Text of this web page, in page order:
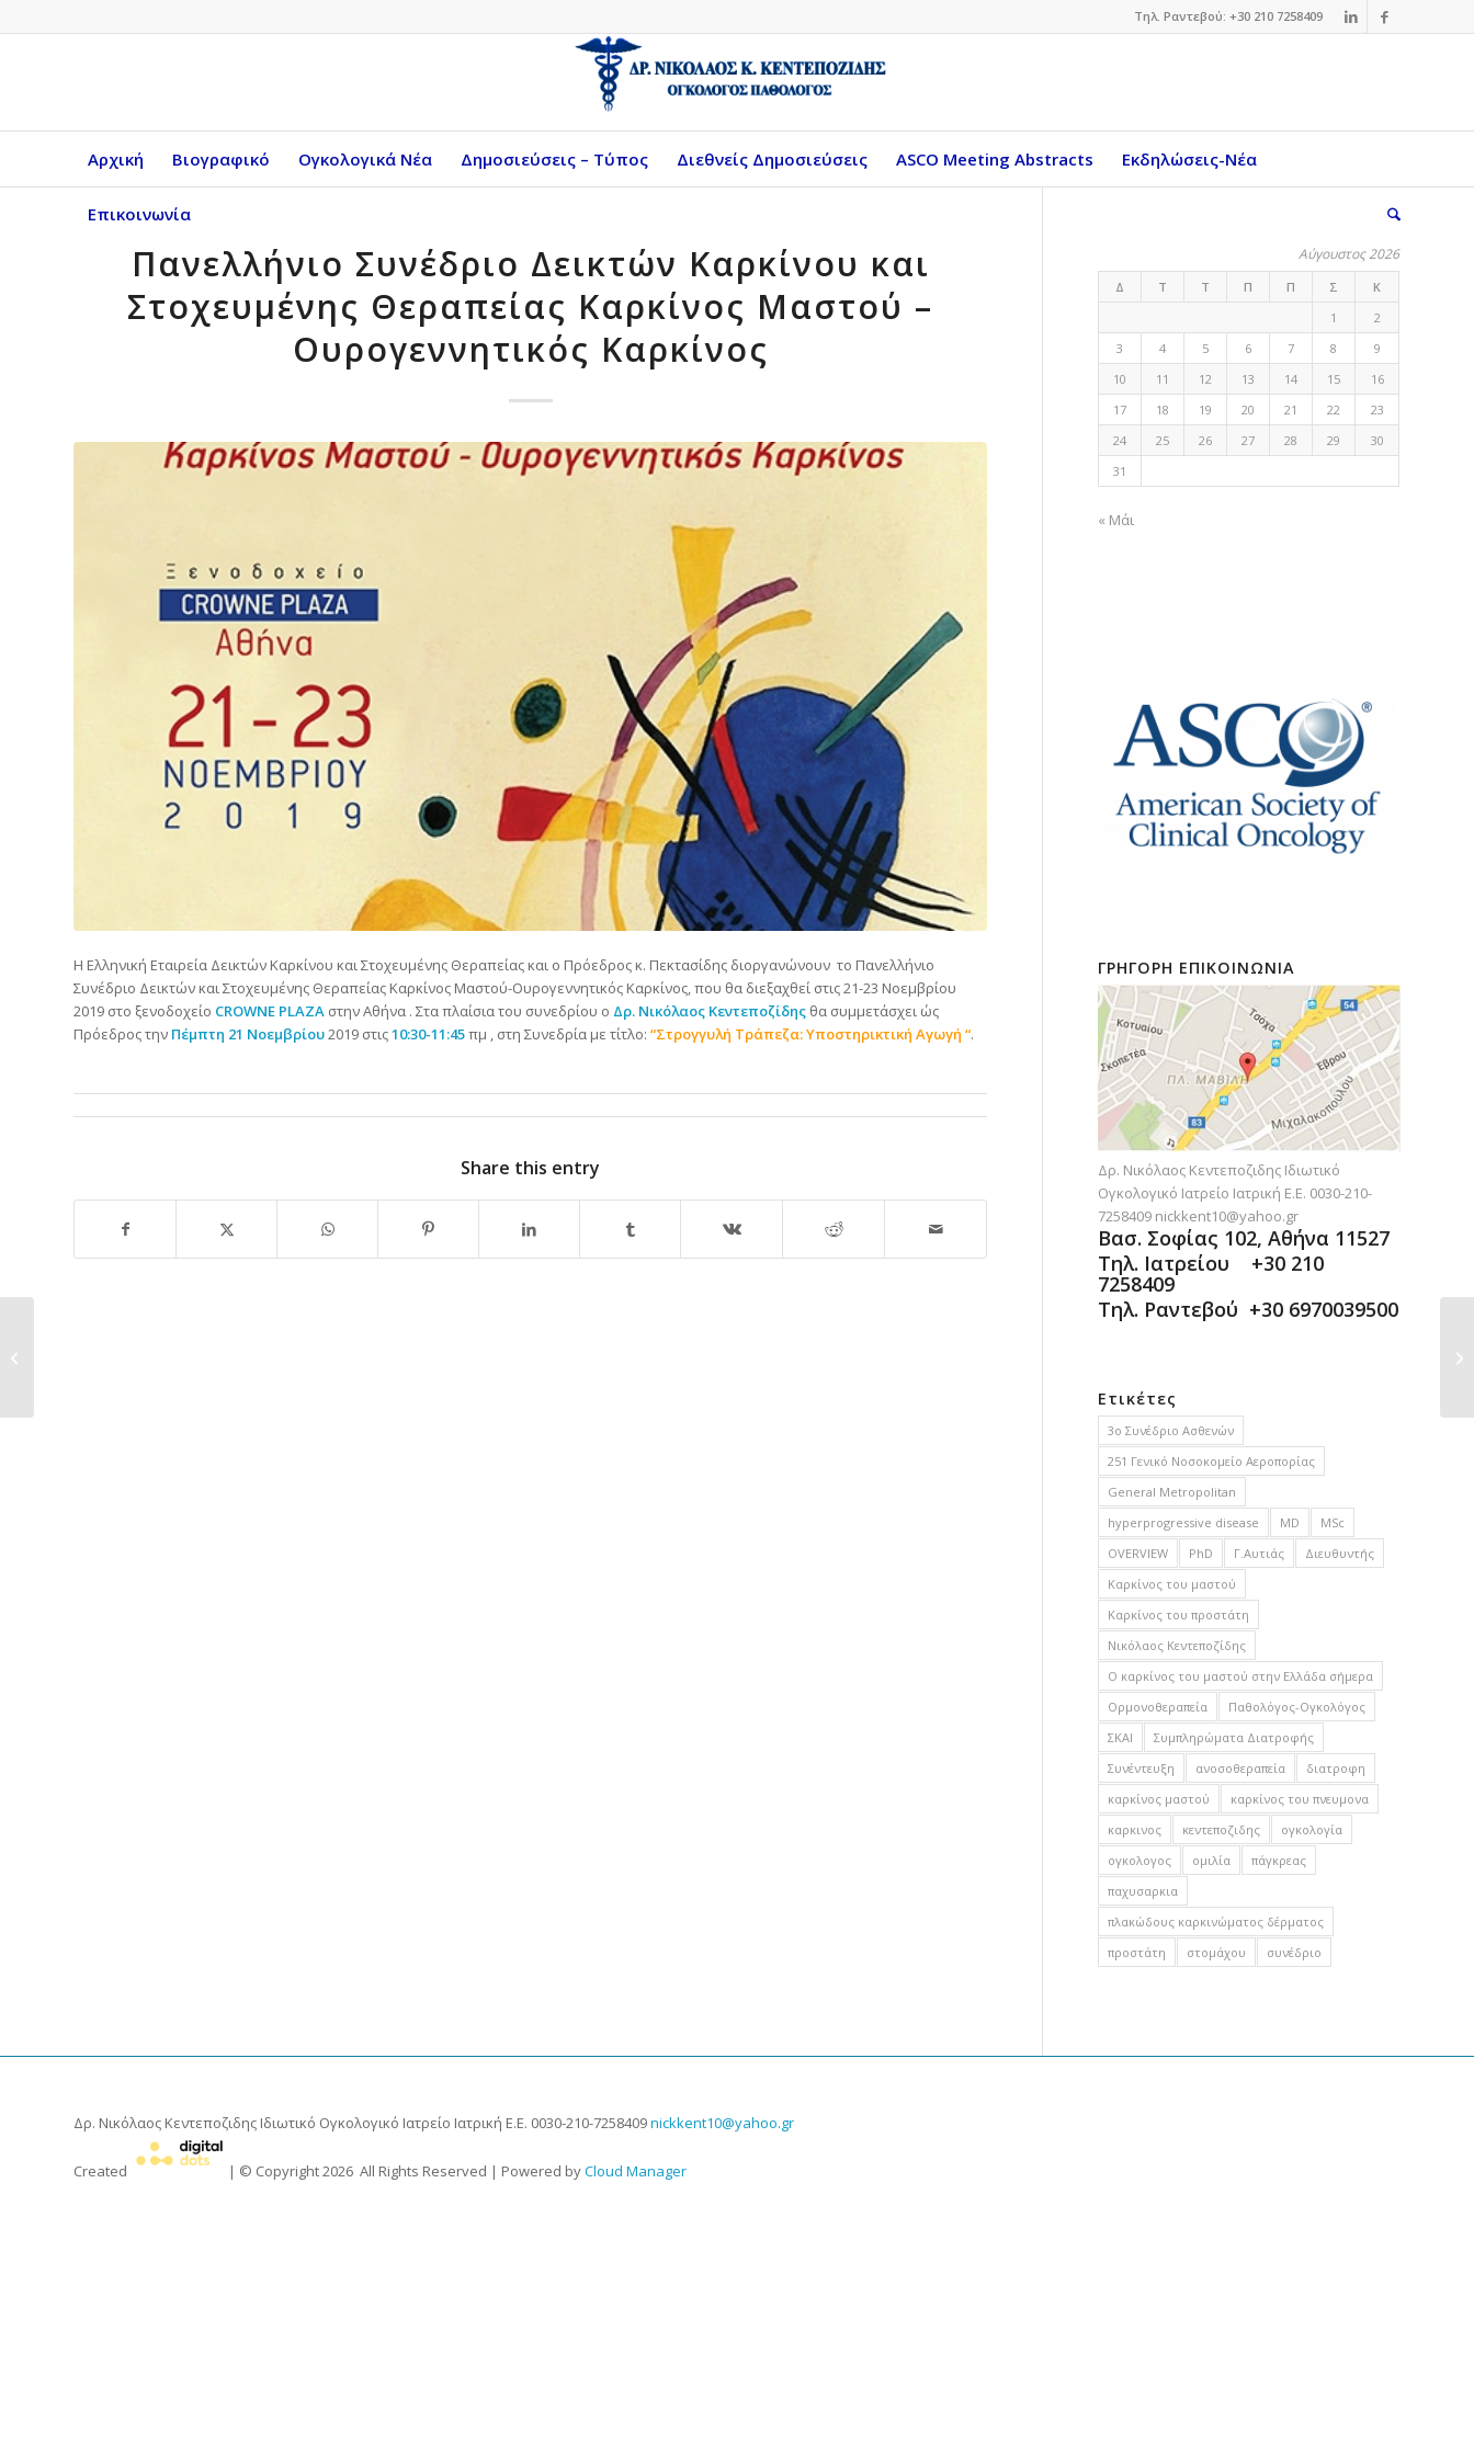
Τηλ. Ραντεβού: +30 210 7258409
Αρχική Βιογραφικό Ογκολογικά Νέα Δημοσιεύσεις – Τύπος Διεθνείς Δημοσιεύσεις ASCO Meeting Abstracts Εκδηλώσεις-Νέα
Επικοινωνία
Πανελλήνιο Συνέδριο Δεικτών Καρκίνου και
Στοχευμένης Θεραπείας Καρκίνος Μαστού –
Ουρογεννητικός Καρκίνος
Η Ελληνική Εταιρεία Δεικτών Καρκίνου και Στοχευμένης Θεραπείας και ο Πρόεδρος κ. Πεκτασίδης διοργανώνουν το Πανελλήνιο
Συνέδριο Δεικτών και Στοχευμένης Θεραπείας Καρκίνος Μαστού-Ουρογεννητικός Καρκίνος, που θα διεξαχθεί στις 21-23 Νοεμβρίου
2019 στο ξενοδοχείο CROWNE PLAZA στην Αθήνα . Στα πλαίσια του συνεδρίου ο Δρ. Νικόλαος Κεντεποζίδης θα συμμετάσχει ώς
Πρόεδρος την Πέμπτη 21 Νοεμβρίου2019 στις10:30-11:45πμ , στη Συνεδρία με τίτλο: “Στρογγυλή Τράπεζα: Υποστηρικτική Αγωγή “.
Share this entry
Αύγουστος 2026
Δ Τ Τ Π Π Σ
Κ
1
2
3
4 5 6 7 8
9
10
11 12 13 14 15
16
17
18 19 20 21 22
23
24
25 26 27 28 29
30
31
« Μάι
ΓΡΗΓΟΡΗ ΕΠΙΚΟΙΝΩΝΙΑ
Δρ. Νικόλαος Κεντεποζιδης Ιδιωτικό
Ογκολογικό Ιατρείο Ιατρική Ε.Ε. 0030-210-
7258409 nickkent10@yahoo.gr
Βασ. Σοφίας 102, Αθήνα 11527
Τηλ. Ιατρείου +30 210
7258409
Τηλ. Ραντεβού +30 6970039500
Ετικέτες
3ο Συνέδριο Ασθενών
251 Γενικό Νοσοκομείο Αεροπορίας
General Metropolitan
hyperprogressive disease
MD
MSc
OVERVIEW
PhD Γ.Αυτιάς
Διευθυντής
Καρκίνος του μαστού
Καρκίνος του προστάτη
Νικόλαος Κεντεποζίδης
Ο καρκίνος του μαστού στην Ελλάδα σήμερα
Ορμονοθεραπεία
Παθολόγος-Ογκολόγος
ΣΚΑΙ
Συμπληρώματα Διατροφής
Συνέντευξη
ανοσοθεραπεία
διατροφη
καρκίνος μαστού
καρκίνος του πνευμονα
καρκινος
κεντεποζιδης
ογκολογία
ογκολογος
ομιλία
πάγκρεας
παχυσαρκια
πλακώδους καρκινώματος δέρματος
προστάτη
στομάχου συνέδριο
Δρ. Νικόλαος Κεντεποζιδης Ιδιωτικό Ογκολογικό Ιατρείο Ιατρική Ε.Ε. 0030-210-7258409nickkent10@yahoo.gr
Created | © Copyright2026 All Rights Reserved | Powered byCloud Manager